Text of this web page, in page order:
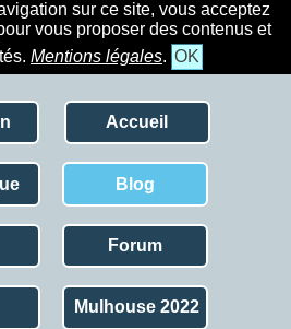
sur ce site, vous acceptez
vous proposer des contenus et
Mentions légales. OK
Accueil
Blog
Forum
Mulhouse 2022